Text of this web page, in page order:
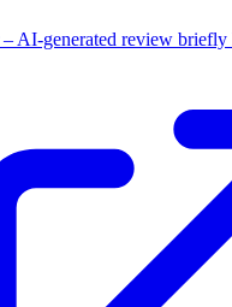
– AI-generated review